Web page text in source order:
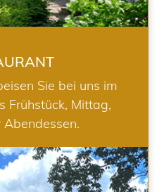
Sie bei uns im
Frühstück, Mittag,